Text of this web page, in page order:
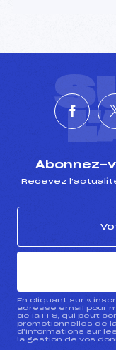
Abonnez-
Recevez
En cliquant sur «
adresse email pour
de la FFS, qui peut
promotionnelles de
d’informations sur
la gestion de vos